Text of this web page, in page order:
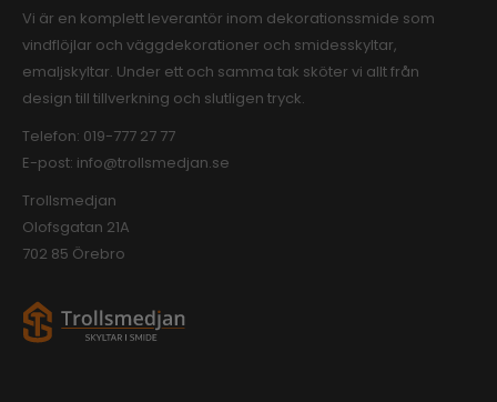
Vi är en komplett leverantör inom dekorationssmide som
vindflöjlar och väggdekorationer och smidesskyltar,
emaljskyltar. Under ett och samma tak sköter vi allt från
design till tillverkning och slutligen tryck.
Telefon: 019-777 27 77
E-post: info@trollsmedjan.se
Trollsmedjan
Olofsgatan 21A
702 85 Örebro